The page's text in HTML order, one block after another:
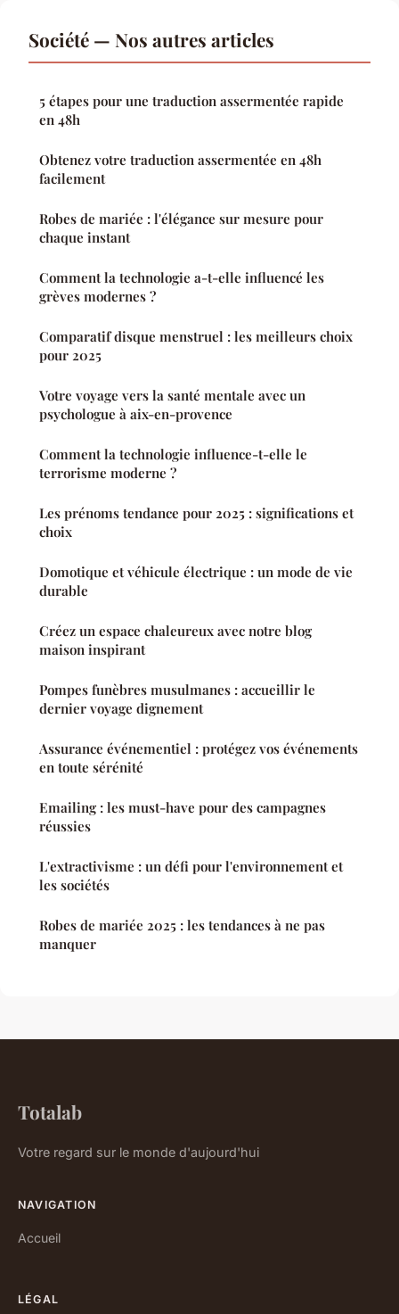
Société — Nos autres articles
5 étapes pour une traduction assermentée rapide
en 48h
Obtenez votre traduction assermentée en 48h
facilement
Robes de mariée : l'élégance sur mesure pour
chaque instant
Comment la technologie a-t-elle influencé les
grèves modernes ?
Comparatif disque menstruel : les meilleurs choix
pour 2025
Votre voyage vers la santé mentale avec un
psychologue à aix-en-provence
Comment la technologie influence-t-elle le
terrorisme moderne ?
Les prénoms tendance pour 2025 : significations et
choix
Domotique et véhicule électrique : un mode de vie
durable
Créez un espace chaleureux avec notre blog
maison inspirant
Pompes funèbres musulmanes : accueillir le
dernier voyage dignement
Assurance événementiel : protégez vos événements
en toute sérénité
Emailing : les must-have pour des campagnes
réussies
L'extractivisme : un défi pour l'environnement et
les sociétés
Robes de mariée 2025 : les tendances à ne pas
manquer
Totalab
Votre regard sur le monde d'aujourd'hui
NAVIGATION
Accueil
LÉGAL